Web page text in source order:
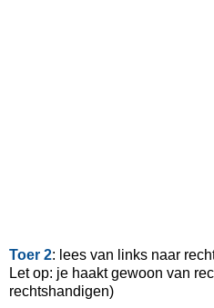
Toer 2: lees van links naar
Let op: je haakt gewoon van
rechtshandigen)